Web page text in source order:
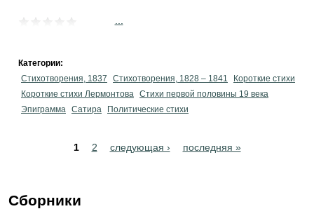
Категории:
Стихотворения, 1837
Стихотворения, 1828 – 1841
Короткие стихи
Короткие стихи Лермонтова Cтихи первой половины 19 века
Эпиграмма Сатира Политические стихи
1 2 следующая › последняя »
Сборники